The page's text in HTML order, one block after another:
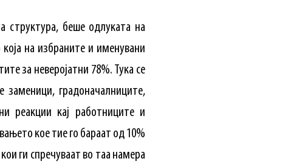
структура, беше одлуката на
на избраните и именувани
за неверојатни 78%. Тука се
градоначалниците,
реакции кај работниците и
кое тие го бараат од 10%
ги спречуваат во таа намера